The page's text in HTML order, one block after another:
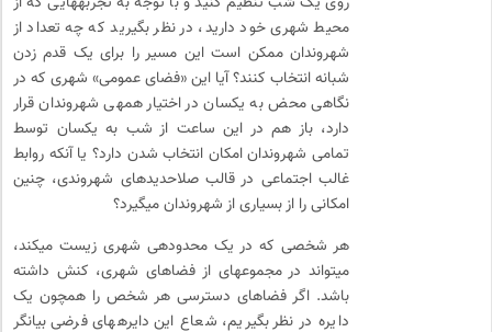
محیط شهری خود دارید، در نظر بگیرید که چه تعداد از
شهروندان ممکن است این مسیر را برای یک قدم زدن
شبانه انتخاب کنند؟ آیا این «فضای عمومی» شهری که در
نگاهی محض به یکسان در اختیار همه­ی شهروندان قرار
دارد، باز هم در این ساعت از شب به یکسان توسط
تمامی شهروندان امکان انتخاب شدن دارد؟ یا آنکه روابط
غالب اجتماعی در قالب صلاح­دیدهای شهروندی، چنین
امکانی را از بسیاری از شهروندان می­گیرد؟
هر شخصی که در یک محدوده­ی شهری زیست می­کند،
می­تواند در مجموعه­ای از فضاهای شهری، کنش داشته
باشد. اگر فضاهای دسترسی هر شخص را همچون یک
دایره در نظر بگیریم، شعاع این دایره­های فرضی بیانگر